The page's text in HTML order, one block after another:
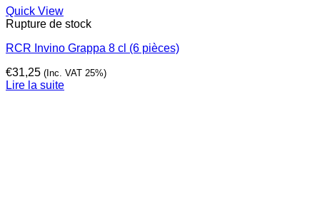
Quick View
Rupture de stock
RCR Invino Grappa 8 cl (6 pièces)
€31,25 (Inc. VAT 25%)
Lire la suite